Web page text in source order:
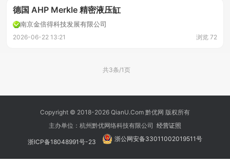
德国 AHP Merkle 精密液压缸
南京金倍得科技发展有限公司
2026-06-22 13:21 浏览 72
共3条/1页
Copyright © 2018-2026 QianU.Com 黔优网 版权所有
主办单位：杭州黔优网络科技有限公司 经营证照
浙ICP备18048991号-23 浙公网安备33011002019511号